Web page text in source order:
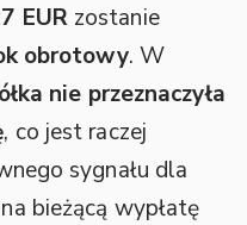
EUR zostanie
obrotowy. W
nie przeznaczyła
, co jest raczej
sygnału dla
bieżącą wypłatę